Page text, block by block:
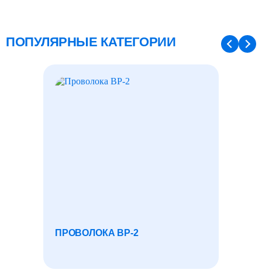
ПОПУЛЯРНЫЕ КАТЕГОРИИ
ПРОВОЛОКА ВР-2